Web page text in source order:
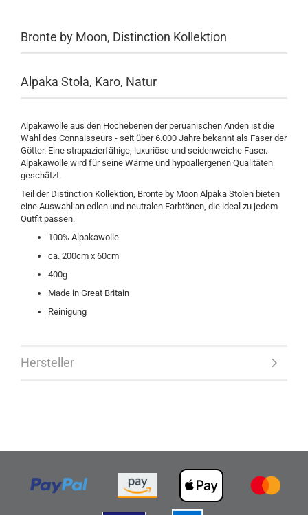
Bronte by Moon, Distinction Kollektion
Alpaka Stola, Karo, Natur
Alpakawolle aus den Hochebenen der peruanischen Anden ist die
Wahl des Connaisseurs - seit über 6.000 Jahre bekannt als Faser der
Götter. Eine strapazierfähige, luxuriöse und seidenweiche Faser.
Alpakawolle wird für seine Wärme und hypoallergenen Qualitäten
geschätzt.
Teil der Distinction Kollektion, Bronte by Moon Alpaka Stolen bieten
eine Auswahl an edlen und neutralen Farbtönen, die ideal zu jedem
Outfit passen.
100% Alpakawolle
ca. 200cm x 60cm
400g
Made in Great Britain
Reinigung
Hersteller